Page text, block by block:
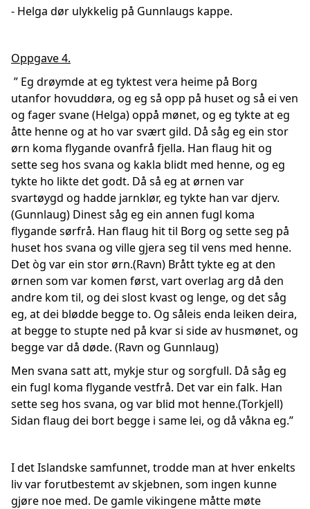
- Helga dør ulykkelig på Gunnlaugs kappe.
Oppgave 4.
” Eg drøymde at eg tyktest vera heime på Borg
utanfor hovuddøra, og eg så opp på huset og så ei ven
og fager svane (Helga) oppå mønet, og eg tykte at eg
åtte henne og at ho var svært gild. Då såg eg ein stor
ørn koma flygande ovanfrå fjella. Han flaug hit og
sette seg hos svana og kakla blidt med henne, og eg
tykte ho likte det godt. Då så eg at ørnen var
svartøygd og hadde jarnklør, eg tykte han var djerv.
(Gunnlaug) Dinest såg eg ein annen fugl koma
flygande sørfrå. Han flaug hit til Borg og sette seg på
huset hos svana og ville gjera seg til vens med henne.
Det òg var ein stor ørn.(Ravn) Brått tykte eg at den
ørnen som var komen først, vart overlag arg då den
andre kom til, og dei slost kvast og lenge, og det såg
eg, at dei blødde begge to. Og såleis enda leiken deira,
at begge to stupte ned på kvar si side av husmønet, og
begge var då døde. (Ravn og Gunnlaug)
Men svana satt att, mykje stur og sorgfull. Då såg eg
ein fugl koma flygande vestfrå. Det var ein falk. Han
sette seg hos svana, og var blid mot henne.(Torkjell)
Sidan flaug dei bort begge i same lei, og då våkna eg.”
I det Islandske samfunnet, trodde man at hver enkelts
liv var forutbestemt av skjebnen, som ingen kunne
gjøre noe med. De gamle vikingene måtte møte